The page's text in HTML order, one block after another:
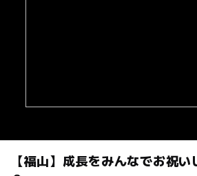
【福山】成長をみんなでお祝